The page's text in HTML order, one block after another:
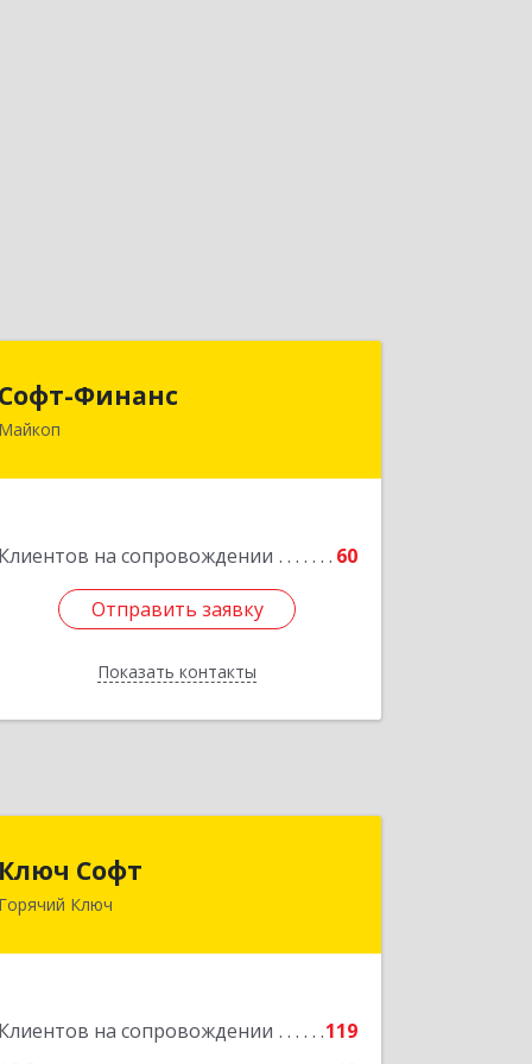
Софт-Финанс
Майкоп
Клиентов на сопровождении 60
Отправить заявку
Показать контакты
Отправить заявку
Назад
Ключ Софт
Горячий Ключ
Клиентов на сопровождении
119
353287, Краснодарский край, Горячий
Подробнее